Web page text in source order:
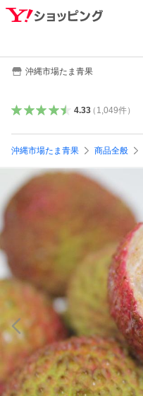
沖縄市場たま青果
4.33（ 1,049件）
沖縄市場たま青果 商品全般